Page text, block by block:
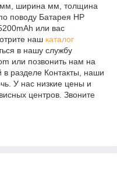
ширина мм, толщина
поводу Батарея HP
или вас
наш каталог
в нашу службу
или позвонить нам на
разделе Контакты, наши
У нас низкие цены и
центров. Звоните